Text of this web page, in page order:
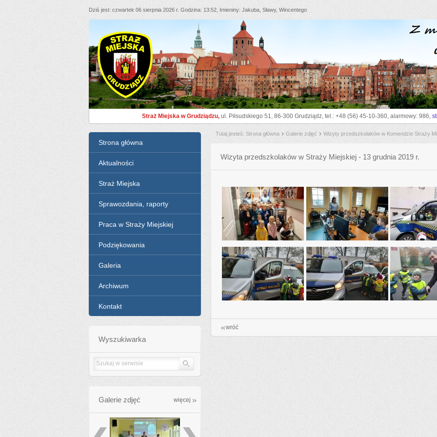
Dziś jest czwartek 06 sierpnia 2026 r. Godzina 13:52 Imieniny Jakuba, Sławy, Wincentego
Straż Miejska Grudziądz
Straż Miejska w Grudziądzu, ul. Piłsudskiego 51, 86-300 Grudziądz, tel.: +48 (56) 45-10-360, alarmowy: 986,
Tutaj jesteś Strona główna Galerie zdjęć Wizyty przedszkolaków w Komendzie Straży
Menu
Strona główna
Aktualności
Straż Miejska
Sprawozdania, raporty
Praca w Straży Miejskiej
Podziękowania
Galeria
Archiwum
Kontakt
Wyszukiwarka
Galerie zdjęć więcej galleries_more
poprzednie
Wizyta przedszkolaków w Straży Miejskiej - 13 grudnia 2019 r.
wróć